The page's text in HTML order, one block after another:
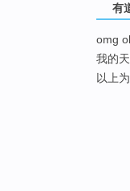
有
omg
我的
以上